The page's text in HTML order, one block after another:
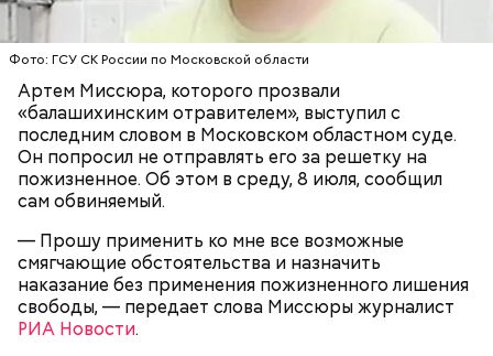
Фото: ГСУ СК России по Московской области
Артем Миссюра, которого прозвали
«балашихинским отравителем», выступил с
последним словом в Московском областном суде.
Он попросил не отправлять его за решетку на
пожизненное. Об этом в среду, 8 июля, сообщил
сам обвиняемый.
— Прошу применить ко мне все возможные
смягчающие обстоятельства и назначить
наказание без применения пожизненного лишения
свободы, — передает слова Миссюры журналист
РИА Новости.
Блогеру грозило до семи лет лишения свободы.
— Мы съездили за витаминами, вернулись обратно,
через сутки... Его увезли в больницу,
реанимировали, и там он скончался, — рассказывал
Миссюра на допросе.
Видео: пресс-служба ГСУ СК по Московской области